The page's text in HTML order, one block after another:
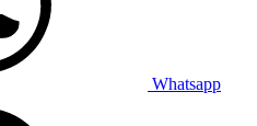
Whatsapp